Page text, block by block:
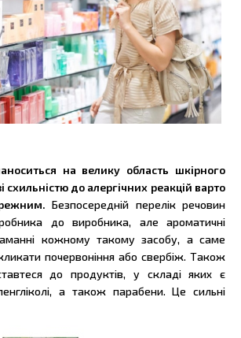
на велику область шкірного
до алергічних реакцій варто
Безпосередній перелік речовин
до виробника, але ароматичні
кожному такому засобу, а саме
почервоніння або свербіж. Також
до продуктів, у складі яких є
а також парабени. Це сильні